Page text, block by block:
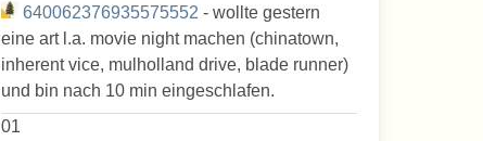
640062376935575552 - wollte gestern
eine art l.a. movie night machen (chinatown,
inherent vice, mulholland drive, blade runner)
und bin nach 10 min eingeschlafen.
01